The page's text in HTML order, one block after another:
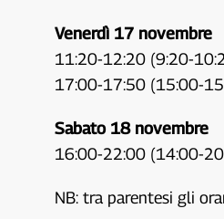
Venerdì 17 novembre
11:20-12:20 (9:20-
17:00-17:50 (15:00-
Sabato 18 novembre
16:00-22:00 (14:00-
NB: tra parentesi gli